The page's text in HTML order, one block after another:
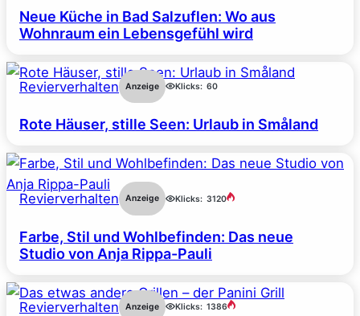
Neue Küche in Bad Salzuflen: Wo aus
Wohnraum ein Lebensgefühl wird
Revierverhalten Anzeige Klicks: 60
Rote Häuser, stille Seen: Urlaub in Småland
Revierverhalten Anzeige Klicks: 3120
Farbe, Stil und Wohlbefinden: Das neue
Studio von Anja Rippa-Pauli
Revierverhalten Anzeige Klicks: 1386